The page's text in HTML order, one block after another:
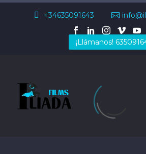
+34635091643
¡Llámanos!